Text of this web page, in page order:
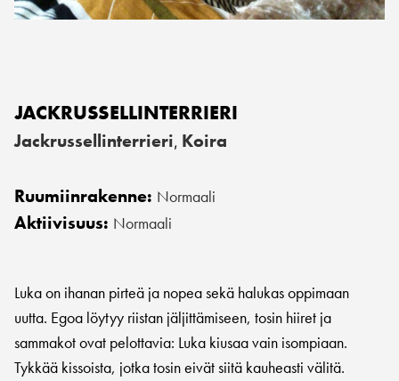
JACKRUSSELLINTERRIERI
Jackrussellinterrieri, Koira
Ruumiinrakenne: Normaali
Aktiivisuus: Normaali
Luka on ihanan pirteä ja nopea sekä halukas oppimaan
uutta. Egoa löytyy riistan jäljittämiseen, tosin hiiret ja
sammakot ovat pelottavia: Luka kiusaa vain isompiaan.
Tykkää kissoista, jotka tosin eivät siitä kauheasti välitä.